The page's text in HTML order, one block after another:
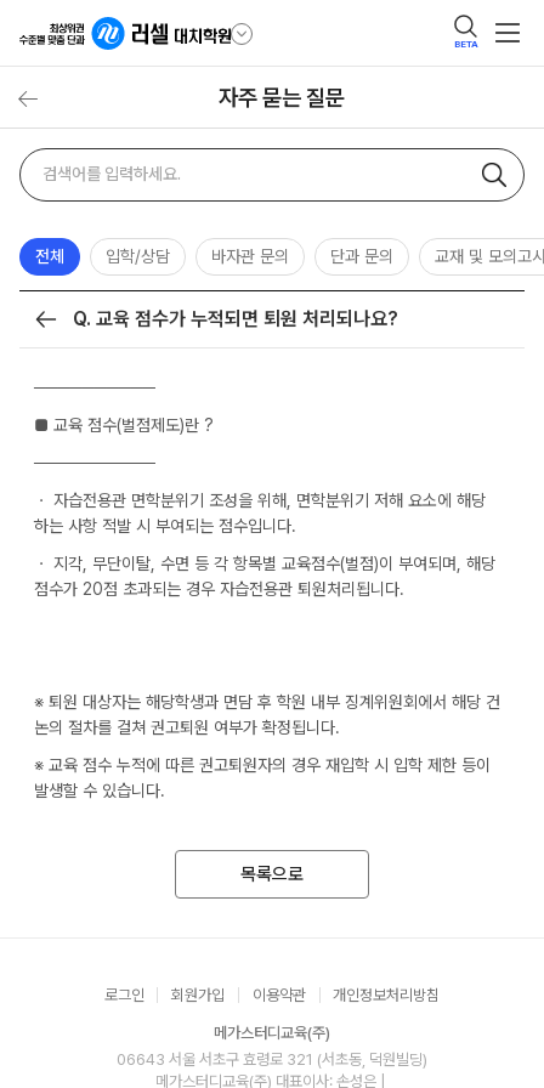
BETA
자주 묻는 질문
자주
묻는
검색
검색어
전체 입학/상담 바자관 문의 단과 문의 교재 및 모의고
목록 Q. 교육 점수가 누적되면 퇴원 처리되나요?
──────────
■ 교육 점수(벌점제도)란 ?
──────────
ㆍ 자습전용관 면학분위기 조성을 위해, 면학분위기 저해 요소에 해당
하는 사항 적발 시 부여되는 점수입니다.
ㆍ 지각, 무단이탈, 수면 등 각 항목별 교육점수(벌점)이 부여되며, 해당
점수가 20점 초과되는 경우 자습전용관 퇴원처리됩니다.
※ 퇴원 대상자는 해당학생과 면담 후 학원 내부 징계위원회에서 해당 건
논의 절차를 걸쳐 권고퇴원 여부가 확정됩니다.
※ 교육 점수 누적에 따른 권고퇴원자의 경우 재입학 시 입학 제한 등이
발생할 수 있습니다.
목록으로
로그인 회원가입 이용약관 개인정보처리방침
메가스터디교육(주)
06643 서울 서초구 효령로 321 (서초동, 덕원빌딩)
메가스터디교육(주) 대표이사: 손성은 |